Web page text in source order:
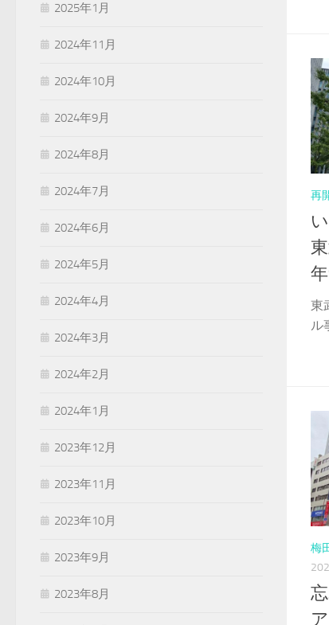
再
東
ル
梅
2025年1月
2024年11月
2024年10月
2024年9月
2024年8月
2024年7月
2024年6月
2024年5月
2024年4月
2024年3月
2024年2月
2024年1月
2023年12月
2023年11月
2023年10月
2023年9月
2023年8月